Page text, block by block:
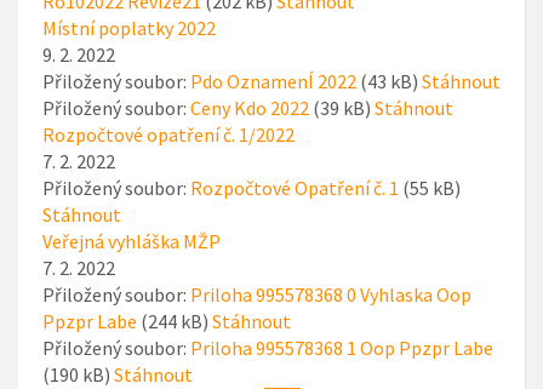
Místní poplatky 2022
9. 2. 2022
Přiložený soubor: Pdo OznamenÍ 2022 (43 kB) Stáhnout
Přiložený soubor: Ceny Kdo 2022 (39 kB) Stáhnout
Rozpočtové opatření č. 1/2022
7. 2. 2022
Přiložený soubor: Rozpočtové Opatření č. 1 (55 kB)
Stáhnout
Veřejná vyhláška MŽP
7. 2. 2022
Přiložený soubor: Priloha 995578368 0 Vyhlaska Oop
Ppzpr Labe (244 kB) Stáhnout
Přiložený soubor: Priloha 995578368 1 Oop Ppzpr Labe
(190 kB) Stáhnout